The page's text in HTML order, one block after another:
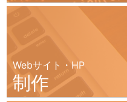
Webサイト・HP
制作